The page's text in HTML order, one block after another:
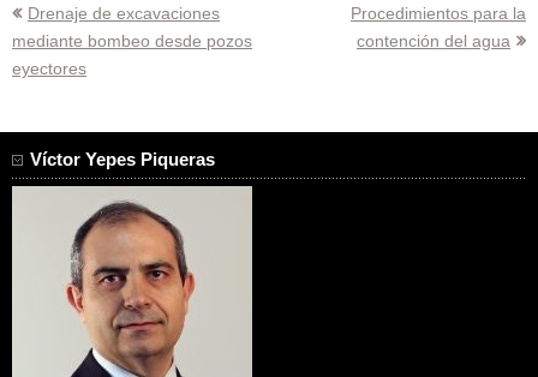
Navegación
de
Drenaje de excavaciones
mediante bombeo desde pozos
eyectores
Procedimientos para la
contención del agua
Víctor Yepes Piqueras